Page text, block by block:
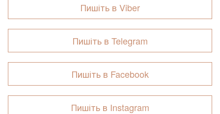
Пишіть в Viber
Пишіть в Telegram
Пишіть в Facebook
Пишіть в Instagram